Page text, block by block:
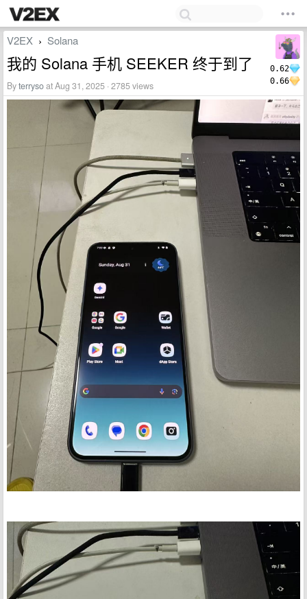
0.62
0.66
V2EX › Solana
我的 Solana 手机 SEEKER 终于到了
Byterrysoat Aug 31, 2025 · 2785 views